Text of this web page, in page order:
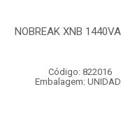
NOBREAK XNB
Código: 822016
Embalagem: